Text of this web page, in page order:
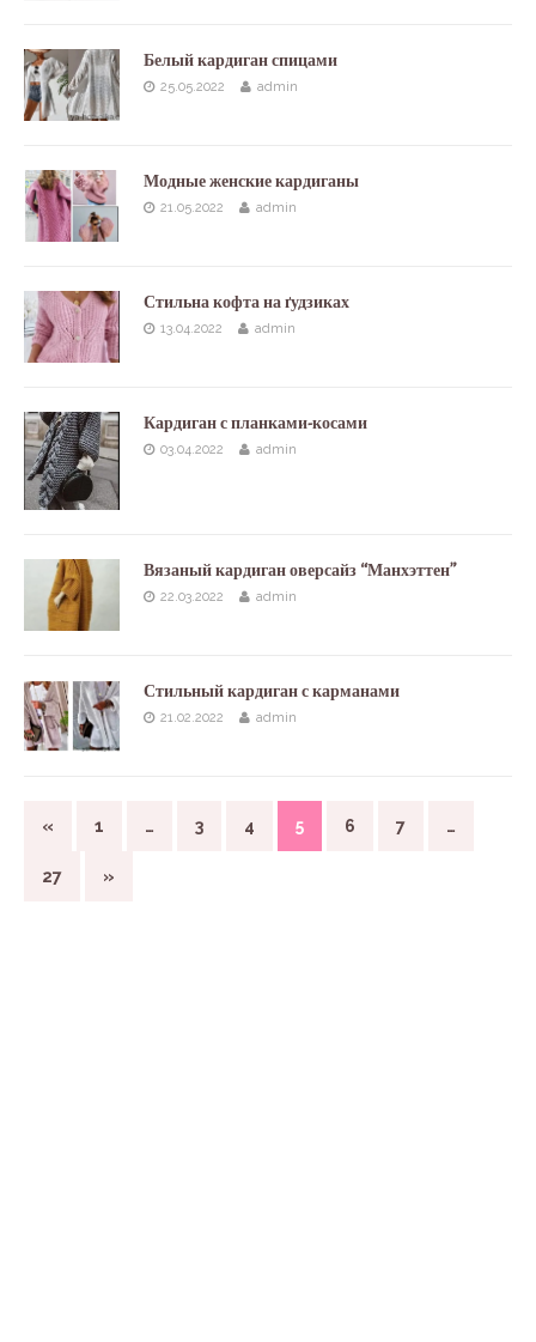
Белый кардиган спицами
25.05.2022 admin
Модные женские кардиганы
21.05.2022 admin
Стильна кофта на ґудзиках
13.04.2022 admin
Кардиган с планками-косами
03.04.2022 admin
Вязаный кардиган оверсайз “Манхэттен”
22.03.2022 admin
Стильный кардиган с карманами
21.02.2022 admin
« 1 … 3 4 5 6 7 …
27 »